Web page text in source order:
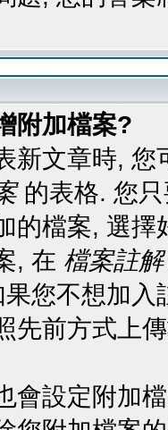
附加檔案?
新文章時, 您
的表格. 您只
的檔案, 選
, 在 檔案註解
您不想加入
先前方式上
會設定附加